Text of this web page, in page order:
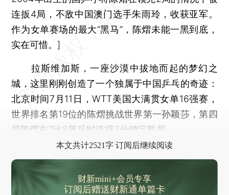
连扳4局，不敌中国澳门选手朱雨玲，收获亚军。
作为女单赛场的最大“黑马”，陈熠未能一黑到底，
实在可惜。]
拉斯维加斯，一座沙漠中拔地而起的梦幻之
城，这里刚刚创造了一个独属于中国乒乓的奇迹：
北京时间7月11日，WTT美国大满贯女单16强赛，
世界排名第19位的陈熠挑战世界第一孙颖莎，第四
局陈熠在7比8落后时连得3分锁定胜局……
本文共计2521字 订阅后继续阅读
财新mini+会员专享
订阅后赠送财新通单篇卡